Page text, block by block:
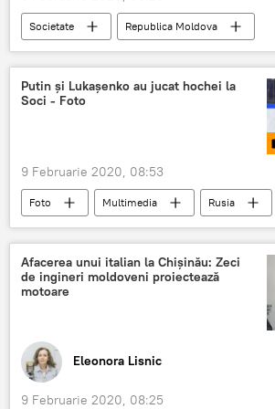
Societate
Republica Moldova
confiscare
mașini
beți la volan
jurist
Putin și Lukașenko au jucat hochei la
Soci - Foto
9 Februarie 2020, 08:53
Foto Multimedia
Rusia
Politică
Sport
Putin
Lukașenko
hochei Soci
Afacerea unui italian la Chișinău: Zeci
de ingineri moldoveni proiectează
motoare
Eleonora Lisnic
9 Februarie 2020, 08:25